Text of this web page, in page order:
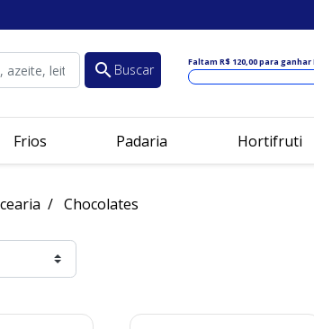
search Buscar Faltam R$ 120,00para ganhar
Frios Padaria Hortifruti
Chocolates